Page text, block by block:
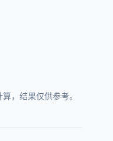
，结果仅供参考。